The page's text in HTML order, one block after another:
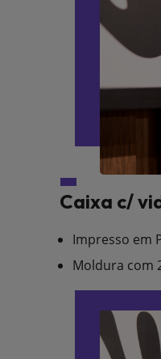
Caixa c/
Impresso em
Moldura com